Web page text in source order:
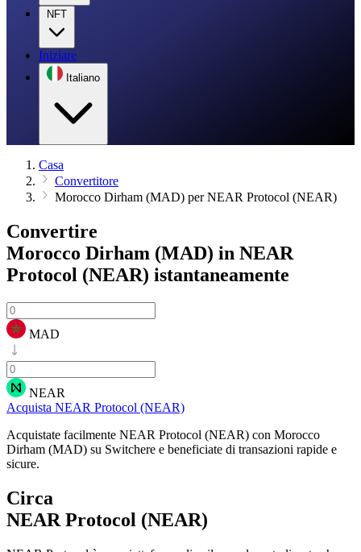
NFT
Iniziare
Italiano
Casa
Convertitore
Morocco Dirham (MAD) per NEAR Protocol (NEAR)
Convertire
Morocco Dirham (MAD) in NEAR
Protocol (NEAR) istantaneamente
MAD
NEAR
Acquista NEAR Protocol (NEAR)
Acquistate facilmente NEAR Protocol (NEAR) con Morocco
Dirham (MAD) su Switchere e beneficiate di transazioni rapide e
sicure.
Circa
NEAR Protocol (NEAR)